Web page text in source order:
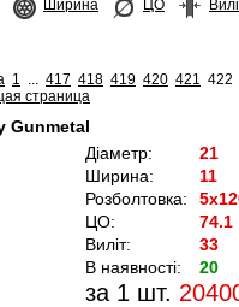
Ширина ЦО
1 417 418 419 420 421 422
страница
Gunmetal
Діаметр:
21
Ширина:
11
Розболтовка:
ЦО:
74.1
Виліт:
33
В наявності:
20
за 1 шт.